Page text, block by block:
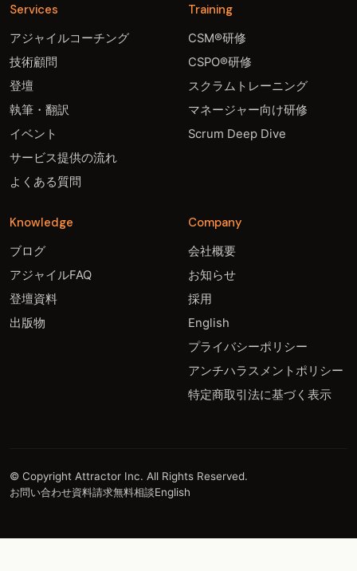
Services
アジャイルコーチング
技術顧問
登壇
執筆・翻訳
イベント
サービス提供の流れ
よくある質問
Training
CSM®研修
CSPO®研修
スクラムトレーニング
マネージャー向け研修
Scrum Deep Dive
Knowledge
ブログ
アジャイルFAQ
登壇資料
出版物
Company
会社概要
お知らせ
採用
English
プライバシーポリシー
アンチハラスメントポリシー
特定商取引法に基づく表示
© Copyright Attractor Inc. All Rights Reserved.
お問い合わせ資料請求無料相談English